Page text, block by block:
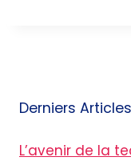
Derniers Articles
L’avenir de la